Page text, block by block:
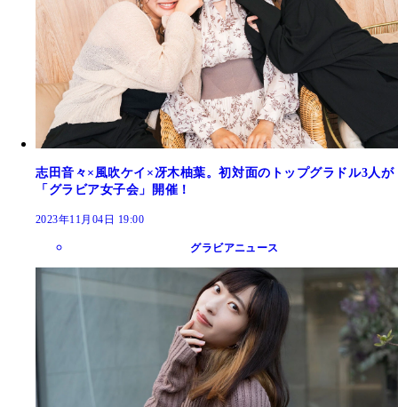
志田音々×風吹ケイ×冴木柚葉。初対面のトップグラドル3人が
「グラビア女子会」開催！
2023年11月04日 19:00
グラビアニュース